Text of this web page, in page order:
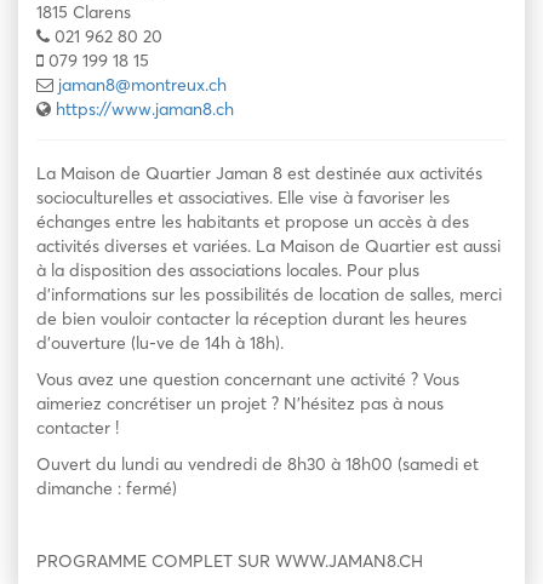
1815 Clarens
021 962 80 20
079 199 18 15
jaman8@montreux.ch
https://www.jaman8.ch
La Maison de Quartier Jaman 8 est destinée aux activités
socioculturelles et associatives. Elle vise à favoriser les
échanges entre les habitants et propose un accès à des
activités diverses et variées. La Maison de Quartier est aussi
à la disposition des associations locales. Pour plus
d’informations sur les possibilités de location de salles, merci
de bien vouloir contacter la réception durant les heures
d’ouverture (lu-ve de 14h à 18h).
Vous avez une question concernant une activité ? Vous
aimeriez concrétiser un projet ? N’hésitez pas à nous
contacter !
Ouvert du lundi au vendredi de 8h30 à 18h00 (samedi et
dimanche : fermé)
PROGRAMME COMPLET SUR WWW.JAMAN8.CH